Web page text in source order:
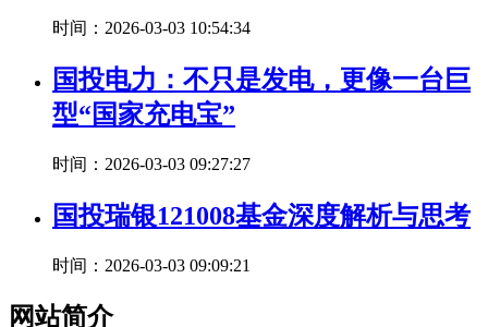
时间：2026-03-03 10:54:34
国投电力：不只是发电，更像一台巨
型“国家充电宝”
时间：2026-03-03 09:27:27
国投瑞银121008基金深度解析与思考
时间：2026-03-03 09:09:21
网站简介